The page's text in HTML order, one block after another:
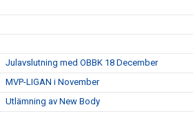
Julavslutning med OBBK 18 December
MVP-LIGAN i November
Utlämning av New Body